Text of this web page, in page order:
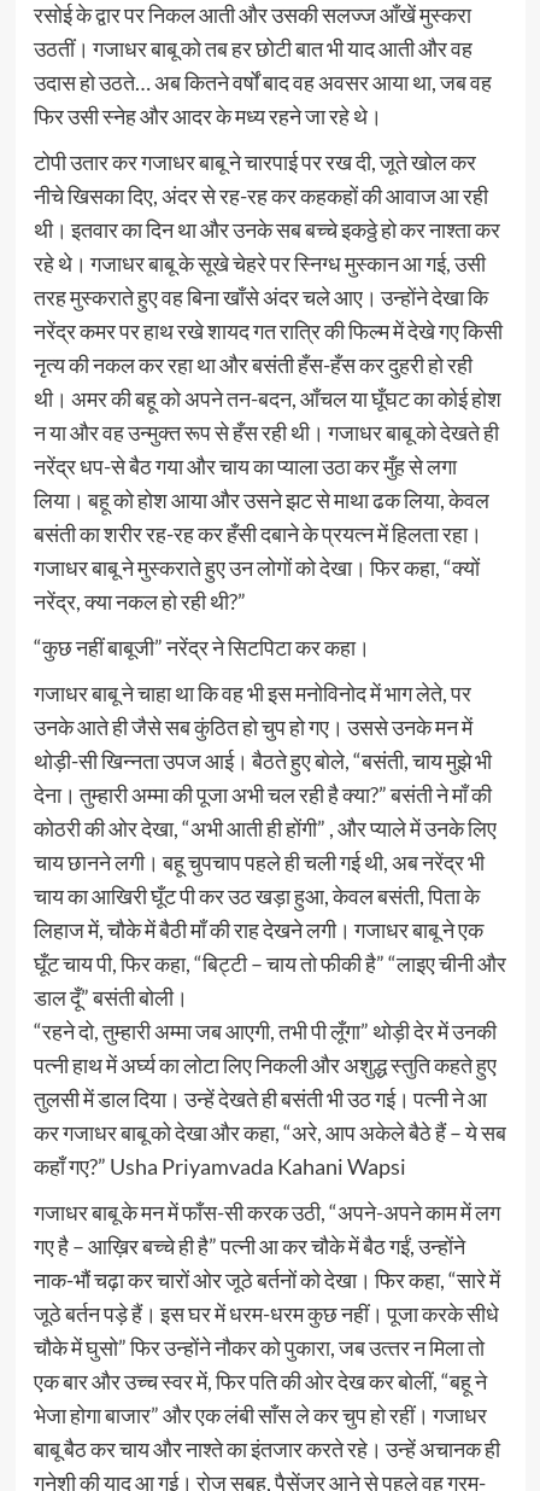
रसोई के द्वार पर निकल आती और उसकी सलज्‍ज आँखें मुस्‍करा
उठतीं। गजाधर बाबू को तब हर छोटी बात भी याद आती और वह
उदास हो उठते… अब कितने वर्षों बाद वह अवसर आया था, जब वह
फिर उसी स्‍नेह और आदर के मध्‍य रहने जा रहे थे।
टोपी उतार कर गजाधर बाबू ने चारपाई पर रख दी, जूते खोल कर
नीचे खिसका दिए, अंदर से रह-रह कर कहकहों की आवाज आ रही
थी। इतवार का दिन था और उनके सब बच्‍चे इकठ्ठे हो कर नाश्‍ता कर
रहे थे। गजाधर बाबू के सूखे चेहरे पर स्निग्‍ध मुस्‍कान आ गई, उसी
तरह मुस्कराते हुए वह बिना खाँसे अंदर चले आए। उन्‍होंने देखा कि
नरेंद्र कमर पर हाथ रखे शायद गत रात्रि की फिल्‍म में देखे गए किसी
नृत्‍य की नकल कर रहा था और बसंती हँस-हँस कर दुहरी हो रही
थी। अमर की बहू को अपने तन-बदन, आँचल या घूँघट का कोई होश
न या और वह उन्‍मुक्‍त रूप से हँस रही थी। गजाधर बाबू को देखते ही
नरेंद्र धप-से बैठ गया और चाय का प्‍याला उठा कर मुँह से लगा
लिया। बहू को होश आया और उसने झट से माथा ढक लिया, केवल
बसंती का शरीर रह-रह कर हँसी दबाने के प्रयत्‍न में हिलता रहा।
गजाधर बाबू ने मुस्कराते हुए उन लोगों को देखा। फिर कहा, “क्‍यों
नरेंद्र, क्‍या नकल हो रही थी?”
“कुछ नहीं बाबूजी” नरेंद्र ने सिटपिटा कर कहा।
गजाधर बाबू ने चाहा था कि वह भी इस मनोविनोद में भाग लेते, पर
उनके आते ही जैसे सब कुंठित हो चुप हो गए। उससे उनके मन में
थोड़ी-सी खिन्‍नता उपज आई। बैठते हुए बोले, “बसंती, चाय मुझे भी
देना। तुम्‍हारी अम्‍मा की पूजा अभी चल रही है क्‍या?” बसंती ने माँ की
कोठरी की ओर देखा, “अभी आती ही होंगी” , और प्‍याले में उनके लिए
चाय छानने लगी। बहू चुपचाप पहले ही चली गई थी, अब नरेंद्र भी
चाय का आखिरी घूँट पी कर उठ खड़ा हुआ, केवल बसंती, पिता के
लिहाज में, चौके में बैठी माँ की राह देखने लगी। गजाधर बाबू ने एक
घूँट चाय पी, फिर कहा, “बिट्टी – चाय तो फीकी है” “लाइए चीनी और
डाल दूँ” बसंती बोली।
“रहने दो, तुम्‍हारी अम्‍मा जब आएगी, तभी पी लूँगा” थोड़ी देर में उनकी
पत्‍नी हाथ में अर्घ्य का लोटा लिए निकली और अशुद्ध स्‍तुति कहते हुए
तुलसी में डाल दिया। उन्‍हें देखते ही बसंती भी उठ गई। पत्‍नी ने आ
कर गजाधर बाबू को देखा और कहा, “अरे, आप अकेले बैठे हैं – ये सब
कहाँ गए?” Usha Priyamvada Kahani Wapsi
गजाधर बाबू के मन में फाँस-सी करक उठी, “अपने-अपने काम में लग
गए है – आख़िर बच्‍चे ही है” पत्‍नी आ कर चौके में बैठ गईं, उन्‍होंने
नाक-भौं चढ़ा कर चारों ओर जूठे बर्तनों को देखा। फिर कहा, “सारे में
जूठे बर्तन पड़े हैं। इस घर में धरम-धरम कुछ नहीं। पूजा करके सीधे
चौके में घुसो” फिर उन्‍होंने नौकर को पुकारा, जब उत्‍तर न मिला तो
एक बार और उच्‍च स्‍वर में, फिर पति की ओर देख कर बोलीं, “बहू ने
भेजा होगा बाजार” और एक लंबी साँस ले कर चुप हो रहीं। गजाधर
बाबू बैठ कर चाय और नाश्‍ते का इंतजार करते रहे। उन्‍हें अचानक ही
गनेशी की याद आ गई। रोज सुबह, पैसेंजर आने से पहले वह गरम-